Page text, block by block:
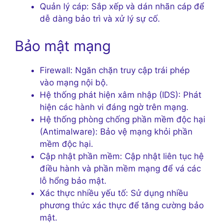
Quản lý cáp: Sắp xếp và dán nhãn cáp để
dễ dàng bảo trì và xử lý sự cố.
Bảo mật mạng
Firewall: Ngăn chặn truy cập trái phép
vào mạng nội bộ.
Hệ thống phát hiện xâm nhập (IDS): Phát
hiện các hành vi đáng ngờ trên mạng.
Hệ thống phòng chống phần mềm độc hại
(Antimalware): Bảo vệ mạng khỏi phần
mềm độc hại.
Cập nhật phần mềm: Cập nhật liên tục hệ
điều hành và phần mềm mạng để vá các
lỗ hổng bảo mật.
Xác thực nhiều yếu tố: Sử dụng nhiều
phương thức xác thực để tăng cường bảo
mật.